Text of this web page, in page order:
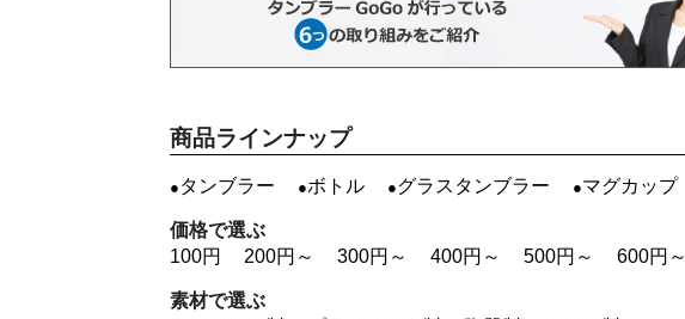
商品ラインナップ
タンブラー ボトル グラスタンブラー マグカップ
価格で選ぶ
100円
200円～ 300円～ 400円～ 500円～ 600円～
素材で選ぶ